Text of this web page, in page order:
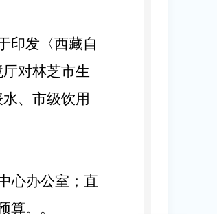
印发〈西藏自
对林芝市生
、市级饮用
心办公室 ；直
算。。